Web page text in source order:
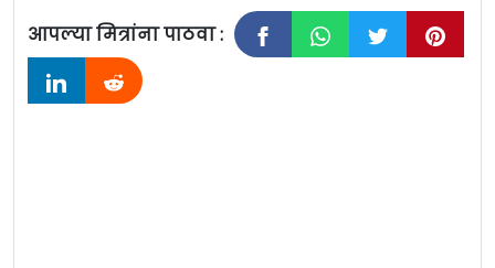
आपल्या मित्रांना पाठवा :